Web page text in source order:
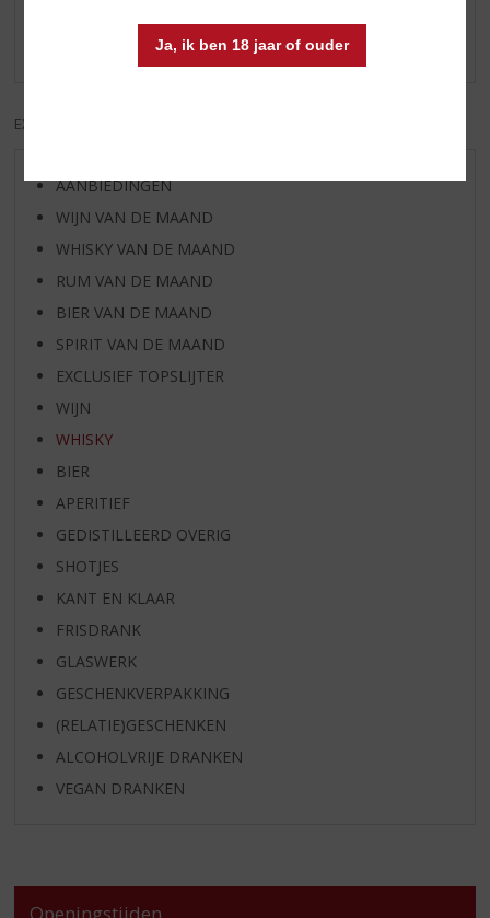
Ja, ik ben 18 jaar of ouder
Er zijn nog geen reviews geplaatst voor dit product
EXCL. BTW
AANBIEDINGEN
WIJN VAN DE MAAND
WHISKY VAN DE MAAND
RUM VAN DE MAAND
BIER VAN DE MAAND
SPIRIT VAN DE MAAND
EXCLUSIEF TOPSLIJTER
WIJN
WHISKY
BIER
APERITIEF
GEDISTILLEERD OVERIG
SHOTJES
KANT EN KLAAR
FRISDRANK
GLASWERK
GESCHENKVERPAKKING
(RELATIE)GESCHENKEN
ALCOHOLVRIJE DRANKEN
VEGAN DRANKEN